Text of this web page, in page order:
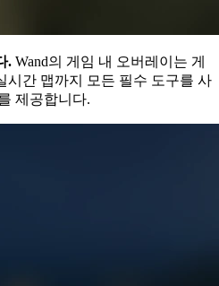
. Wand의 게임 내 오버레이는 게
시간 맵까지 모든 필수 도구를 사
제공합니다.